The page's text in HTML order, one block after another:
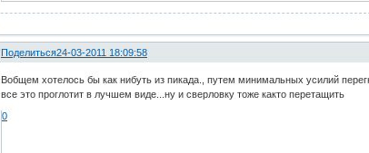
Поделиться24-03-2011 18:09:58
Вобщем хотелось бы как нибуть из пикада., путем минимальных усилий
все это проглотит в лучшем виде...ну и сверловку тоже както перетащить
0